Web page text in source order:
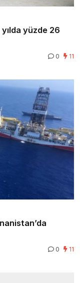
yüzde 26
0 11
0 11